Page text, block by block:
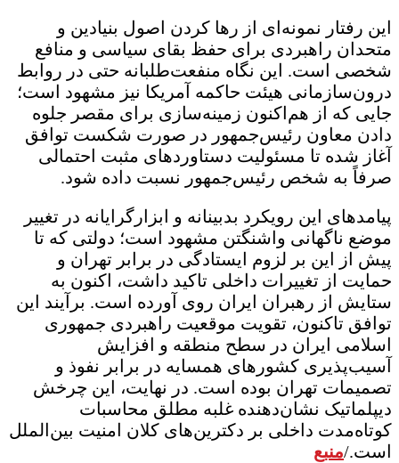
این رفتار نمونه‌ای از رها کردن اصول بنیادین و
متحدان راهبردی برای حفظ بقای سیاسی و منافع
شخصی است. این نگاه منفعت‌طلبانه حتی در روابط
درون‌سازمانی هیئت حاکمه آمریکا نیز مشهود است؛
جایی که از هم‌اکنون زمینه‌سازی برای مقصر جلوه
دادن معاون رئیس‌جمهور در صورت شکست توافق
آغاز شده تا مسئولیت دستاوردهای مثبت احتمالی
صرفاً به شخص رئیس‌جمهور نسبت داده شود.
پیامدهای این رویکرد بدبینانه و ابزارگرایانه در تغییر
موضع ناگهانی واشنگتن مشهود است؛ دولتی که تا
پیش از این بر لزوم ایستادگی در برابر تهران و
حمایت از تغییرات داخلی تاکید داشت، اکنون به
ستایش از رهبران ایران روی آورده است. برآیند این
توافق تاکنون، تقویت موقعیت راهبردی جمهوری
اسلامی ایران در سطح منطقه و افزایش
آسیب‌پذیری کشورهای همسایه در برابر نفوذ و
تصمیمات تهران بوده است. در نهایت، این چرخش
دیپلماتیک نشان‌دهنده غلبه مطلق محاسبات
کوتاه‌مدت داخلی بر دکترین‌های کلان امنیت بین‌الملل
است./منبع